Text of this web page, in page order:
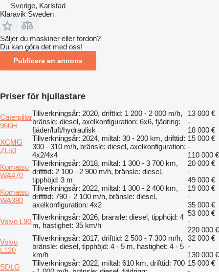
Sverige, Karlstad
Klaravik Sweden
Säljer du maskiner eller fordon?
Du kan göra det med oss!
Publicera en annons
Priser för hjullastare
Caterpillar
966H
Tillverkningsår: 2020, drifttid: 1 200 - 2 000 m/h,
bränsle: diesel, axelkonfiguration: 6x6, fjädring:
fjäder/luft/hydraulisk
13 000 €
-
18 000 €
XCMG
ZL50
Tillverkningsår: 2024, miltal: 30 - 200 km, drifttid:
300 - 310 m/h, bränsle: diesel, axelkonfiguration:
4x2/4x4
15 000 €
-
110 000 €
Komatsu
WA470
Tillverkningsår: 2018, miltal: 1 300 - 3 700 km,
drifttid: 2 100 - 2 900 m/h, bränsle: diesel,
tipphöjd: 3 m
20 000 €
-
49 000 €
Komatsu
WA380
Tillverkningsår: 2022, miltal: 1 300 - 2 400 km,
drifttid: 790 - 2 100 m/h, bränsle: diesel,
axelkonfiguration: 4x2
19 000 €
-
35 000 €
Volvo L90
Tillverkningsår: 2026, bränsle: diesel, tipphöjd: 4
m, hastighet: 35 km/h
53 000 €
-
220 000 €
Volvo
L120
Tillverkningsår: 2017, drifttid: 2 500 - 7 300 m/h,
bränsle: diesel, tipphöjd: 4 - 5 m, hastighet: 4 - 5
km/h
32 000 €
-
130 000 €
SDLG
Tillverkningsår: 2022, miltal: 610 km, drifttid: 700 15 000 €